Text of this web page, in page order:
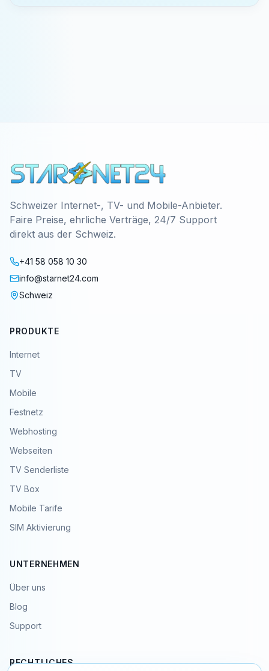
Schweizer Internet-, TV- und Mobile-Anbieter.
Faire Preise, ehrliche Verträge, 24/7 Support
direkt aus der Schweiz.
+41 58 058 10 30
info@starnet24.com
Schweiz
PRODUKTE
Internet
TV
Mobile
Festnetz
Webhosting
Webseiten
TV Senderliste
TV Box
Mobile Tarife
SIM Aktivierung
UNTERNEHMEN
Über uns
Blog
Support
RECHTLICHES